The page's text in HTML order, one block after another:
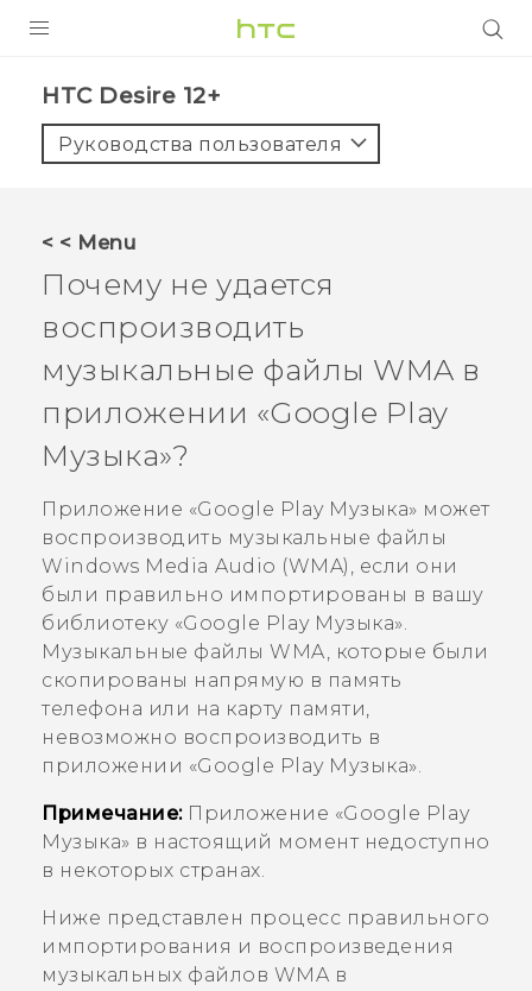
5G
VIVERSE
ПОДДЕРЖКА
HTC Desire 12+‎
Руководства пользователя
< < Menu
Почему не удается
воспроизводить
музыкальные файлы WMA в
приложении «Google Play
Музыка»?
Приложение «Google Play Музыка» может
воспроизводить музыкальные файлы
Windows Media Audio (WMA), если они
были правильно импортированы в вашу
библиотеку «Google Play Музыка».
Музыкальные файлы WMA, которые были
скопированы напрямую в память
телефона или на карту памяти,
невозможно воспроизводить в
приложении «Google Play Музыка».
Примечание:Приложение «Google Play
Музыка» в настоящий момент недоступно
в некоторых странах.
Ниже представлен процесс правильного
импортирования и воспроизведения
музыкальных файлов WMA в